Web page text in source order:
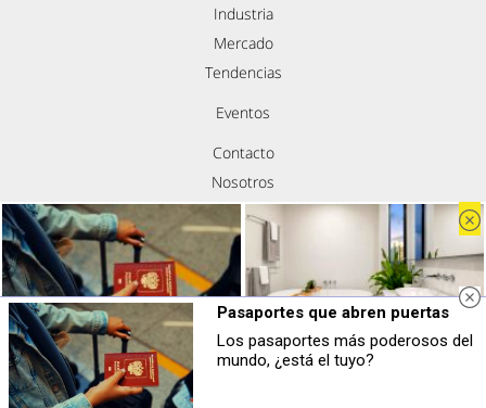
Industria
Mercado
Tendencias
Eventos
Contacto
Nosotros
Política de privacidad
Aviso legal
Política de cookies
Síguenos
Copyright © Todos los derechos reservados
Pasaportes que abren puertas
Los pasaportes más poderosos del
mundo, ¿está el tuyo?
El truco contra la cal
Di adiós a la cal del baño con estos
Pasaportes que abren puertas
Los pasaportes más poderosos del
mundo, ¿está el tuyo?